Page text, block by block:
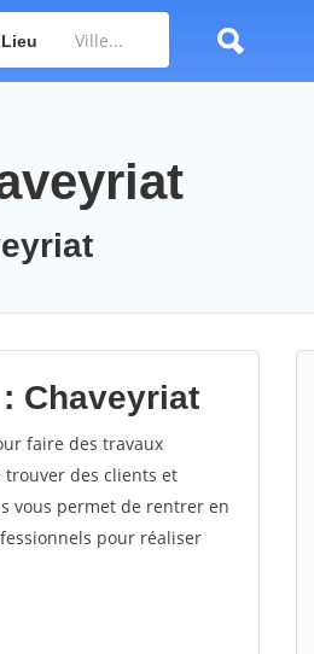
Lieu
Chaveyriat
faire des travaux
des clients et
vous permet de rentrer en
pour réaliser